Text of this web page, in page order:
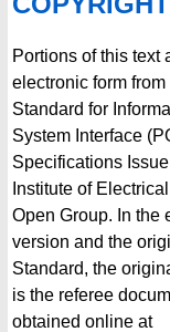
Portions of this text
electronic form
Standard for
System Interface
Specifications
Institute of
Open Group. In the
version and the
Standard, the
is the referee
obtained online at